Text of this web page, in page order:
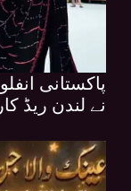
پاکستانی
نے لندن ریڈ